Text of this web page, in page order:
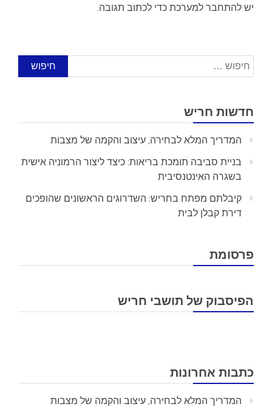
יש להתחבר למערכת כדי לכתוב תגובה.
חיפוש:
חדשות חריש
המדריך המלא לבחירה, עיצוב והקמה של מצבות
בניית סביבה תומכת בריאות: כיצד ליצור הרמוניה אישית
בשגרה האינטנסיבית
קיבלתם מפתח בחריש: השדרוגים הראשונים שהופכים
דירת קבלן לבית
פרסומת
הפיסבוק של תושבי חריש
כתבות אחרונות
המדריך המלא לבחירה, עיצוב והקמה של מצבות